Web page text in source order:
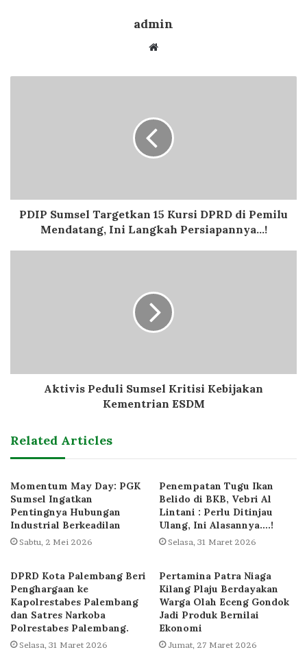
admin
Website
PDIP Sumsel Targetkan 15 Kursi DPRD di Pemilu
Mendatang, Ini Langkah Persiapannya...!
Aktivis Peduli Sumsel Kritisi Kebijakan
Kementrian ESDM
Related Articles
Momentum May Day: PGK
Sumsel Ingatkan
Pentingnya Hubungan
Industrial Berkeadilan
Sabtu, 2 Mei 2026
Penempatan Tugu Ikan
Belido di BKB, Vebri Al
Lintani : Perlu Ditinjau
Ulang, Ini Alasannya….!
Selasa, 31 Maret 2026
DPRD Kota Palembang Beri
Penghargaan ke
Kapolrestabes Palembang
dan Satres Narkoba
Polrestabes Palembang.
Selasa, 31 Maret 2026
Pertamina Patra Niaga
Kilang Plaju Berdayakan
Warga Olah Eceng Gondok
Jadi Produk Bernilai
Ekonomi
Jumat, 27 Maret 2026